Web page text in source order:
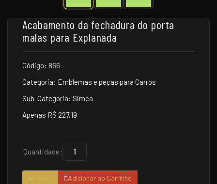
Acabamento da fechadura do porta
malas para Explanada
Código: 866
Categoria: Emblemas e peças para Carros
Sub-Categoria: Simca
Apenas R$ 227,19
Quantidade:
Adicionar ao Carrinho